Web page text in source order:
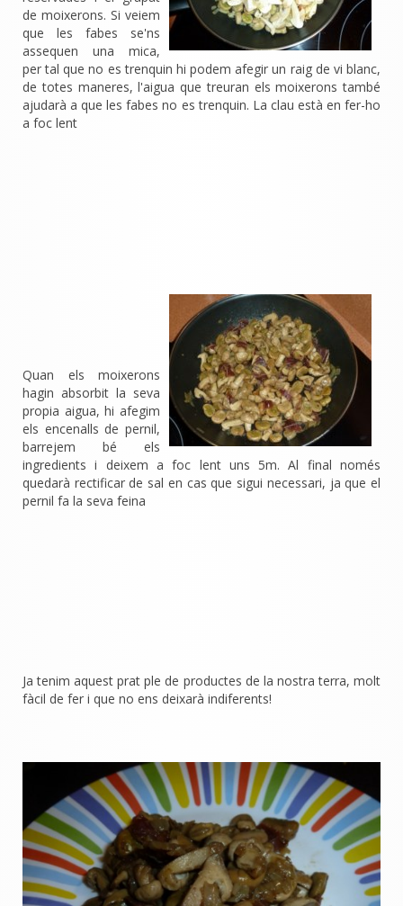
de moixerons. Si veiem
que les fabes se'ns
assequen una mica,
per tal que no es trenquin hi podem afegir un raig de vi blanc,
de totes maneres, l'aigua que treuran els moixerons també
ajudarà a que les fabes no es trenquin. La clau està en fer-ho
a foc lent
Quan els moixerons
hagin absorbit la seva
propia aigua, hi afegim
els encenalls de pernil,
barrejem bé els
ingredients i deixem a foc lent uns 5m. Al final només
quedarà rectificar de sal en cas que sigui necessari, ja que el
pernil fa la seva feina
Ja tenim aquest prat ple de productes de la nostra terra, molt
fàcil de fer i que no ens deixarà indiferents!